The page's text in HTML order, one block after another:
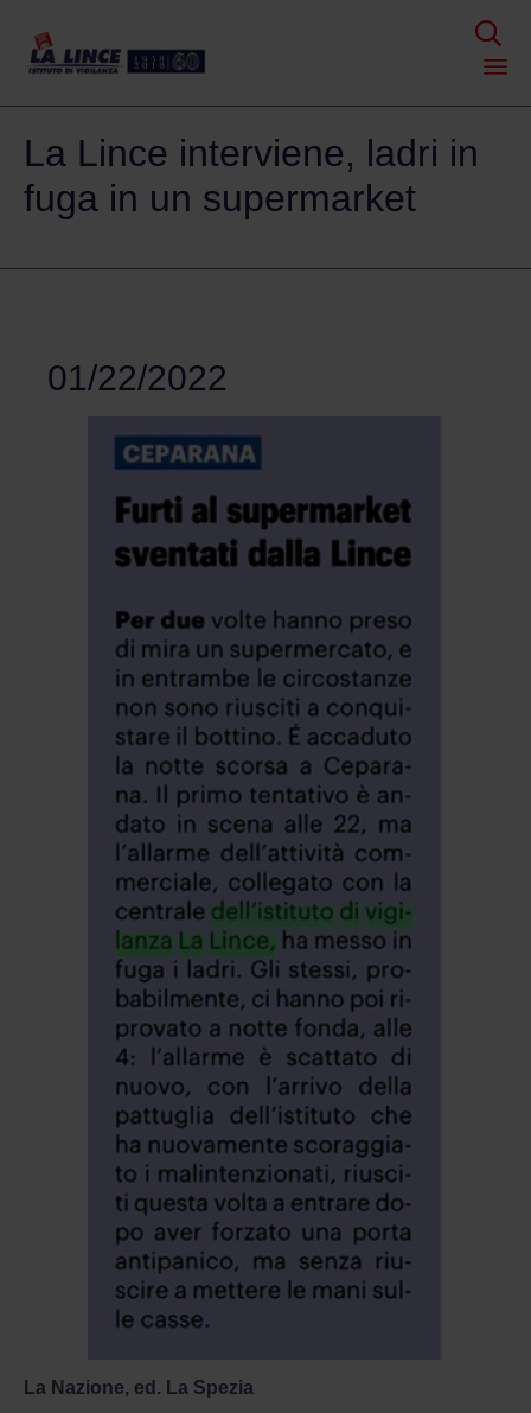

to
La Lince interviene, ladri in
fuga in un supermarket
01/22/2022
La Nazione, ed. La Spezia